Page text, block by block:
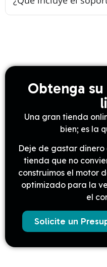
Obtenga
Una gran tienda
bien; es la
Deje de gastar
tienda que no
construimos el motor
optimizado para la
el
Solicite un